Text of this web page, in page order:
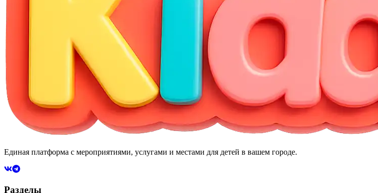
Единая платформа с мероприятиями, услугами и местами для детей в вашем городе.
Разделы